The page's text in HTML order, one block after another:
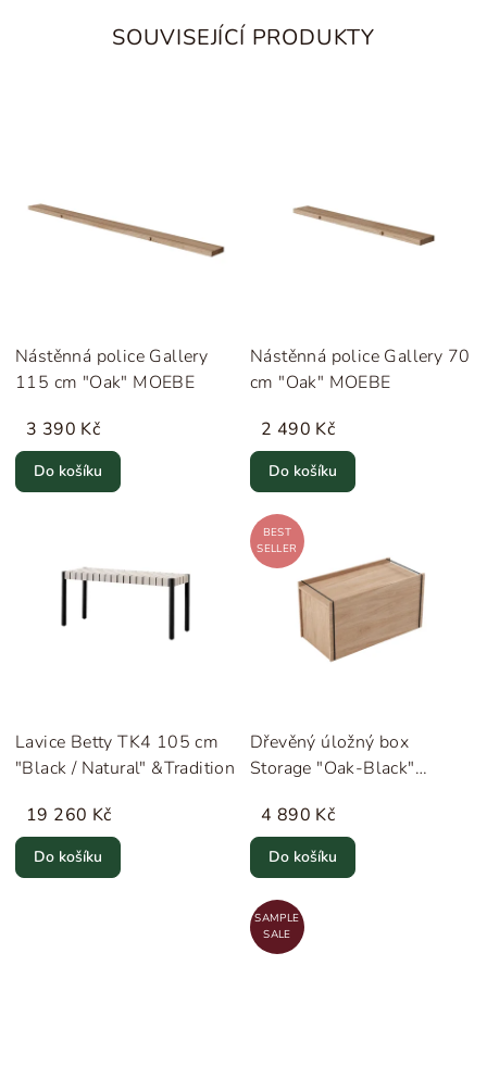
SOUVISEJÍCÍ PRODUKTY
Nástěnná police Gallery
115 cm "Oak" MOEBE
3 390 Kč
Do košíku
Nástěnná police Gallery 70
cm "Oak" MOEBE
2 490 Kč
Do košíku
Lavice Betty TK4 105 cm
"Black / Natural" &Tradition
19 260 Kč
Do košíku
BEST
SELLER
Dřevěný úložný box
Storage "Oak-Black"
4 890 Kč
Do košíku
SAMPLE
SALE